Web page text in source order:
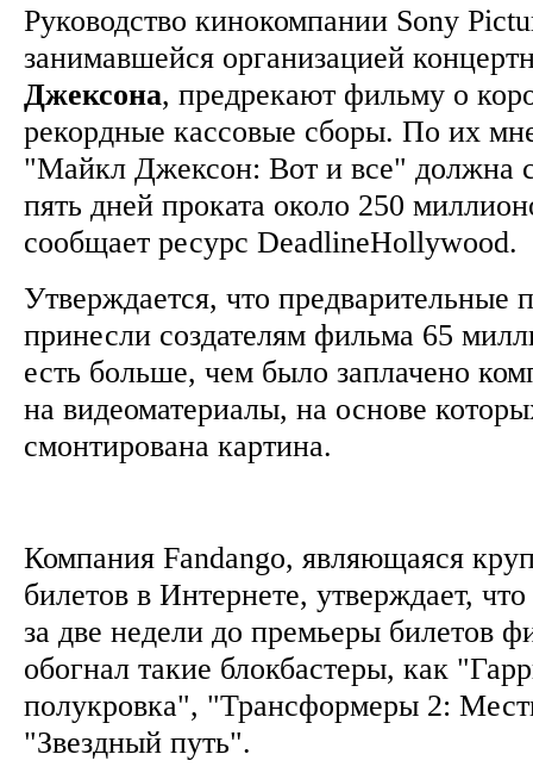
Руководство кинокомпании Sony
занимавшейся организацией
Джексона, предрекают фильму о
рекордные кассовые сборы. По их
"Майкл Джексон: Вот и все" должна
пять дней проката около 250
сообщает ресурс DeadlineHollywood.
Утверждается, что предварительные
принесли создателям фильма 65
есть больше, чем было заплачено
на видеоматериалы, на основе
смонтирована картина.
Компания Fandango, являющаяся
билетов в Интернете, утверждает,
за две недели до премьеры билетов
обогнал такие блокбастеры, как
полукровка", "Трансформеры 2:
"Звездный путь".